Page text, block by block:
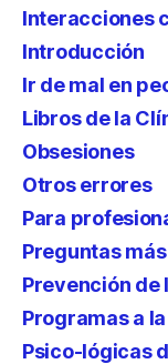
Interacciones
Introducción
Ir de mal en
Libros de la
Obsesiones
Otros errores
Para
Preguntas
Prevención de
Programas a
Psico-lógicas